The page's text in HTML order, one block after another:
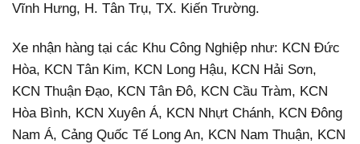
Vĩnh Hưng, H. Tân Trụ, TX. Kiến Trường.
Xe nhận hàng tại các Khu Công Nghiệp như: KCN Đức
Hòa, KCN Tân Kim, KCN Long Hậu, KCN Hải Sơn,
KCN Thuận Đạo, KCN Tân Đô, KCN Cầu Tràm, KCN
Hòa Bình, KCN Xuyên Á, KCN Nhựt Chánh, KCN Đông
Nam Á, Cảng Quốc Tế Long An, KCN Nam Thuận, KCN